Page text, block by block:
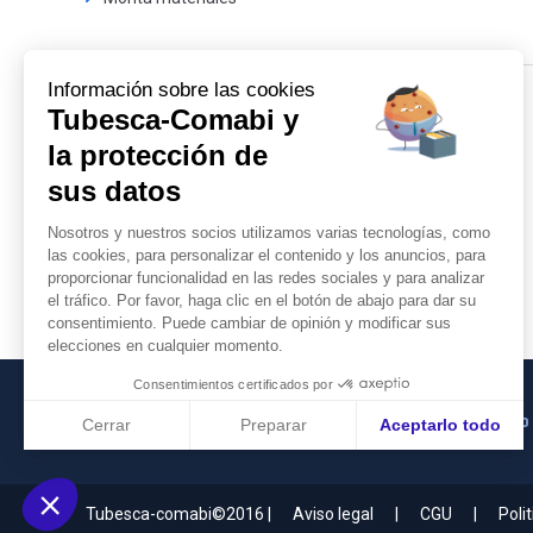
Nuestros catalogos
Todos los catálogos
TUBESCA-COMABI es una empresa del
Tubesca-comabi©2016 Aviso legal CGU
Información sobre las cookies
Tubesca-Comabi y
la protección de
sus datos
Nosotros y nuestros socios utilizamos varias tecnologías, como
las cookies, para personalizar el contenido y los anuncios, para
proporcionar funcionalidad en las redes sociales y para analizar
el tráfico. Por favor, haga clic en el botón de abajo para dar su
consentimiento. Puede cambiar de opinión y modificar sus
elecciones en cualquier momento.
Consentimientos certificados por
Cerrar Preparar Aceptarlo todo
Notre plateforme vous permet d'adapter et de gérer vos